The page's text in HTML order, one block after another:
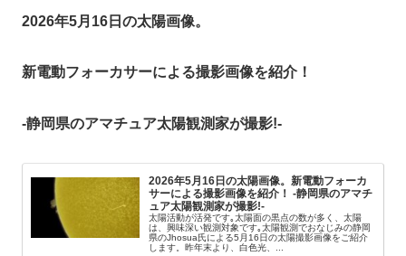
2026年5月16日の太陽画像。
新電動フォーカサーによる撮影画像を紹介！
-静岡県のアマチュア太陽観測家が撮影!-
2026年5月16日の太陽画像。新電動フォーカ
サーによる撮影画像を紹介！ -静岡県のアマチ
ュア太陽観測家が撮影!-
太陽活動が活発です｡太陽面の黒点の数が多く、太陽
は、興味深い観測対象です｡太陽観測でおなじみの静岡
県のJhosua氏による5月16日の太陽撮影画像をご紹介
します。昨年末より、白色光、...